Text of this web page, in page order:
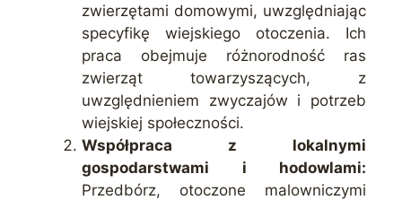
zwierzętami domowymi, uwzględniając
specyfikę wiejskiego otoczenia. Ich
praca obejmuje różnorodność ras
zwierząt towarzyszących, z
uwzględnieniem zwyczajów i potrzeb
wiejskiej społeczności.
Współpraca z lokalnymi
gospodarstwami i hodowlami:
Przedbórz, otoczone malowniczymi